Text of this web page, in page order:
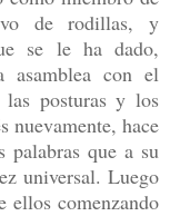
de rodillas, y
se le ha dado,
con el
posturas y los
nuevamente, hace
que a su
universal. Luego
ellos comenzando